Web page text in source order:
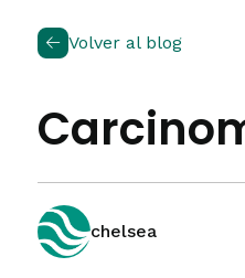
Volver al blog
chelsea